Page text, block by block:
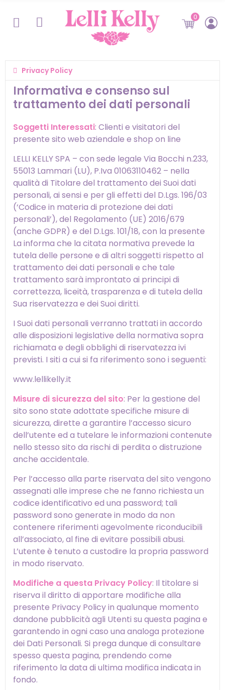
0
Privacy Policy
Informativa e consenso sul
trattamento dei dati personali
Soggetti Interessati: Clienti e visitatori del
presente sito web aziendale e shop on line
LELLI KELLY SPA – con sede legale Via Bocchi n.233,
55013 Lammari (LU), P.Iva 01063110462 – nella
qualità di Titolare del trattamento dei Suoi dati
personali, ai sensi e per gli effetti del D.Lgs. 196/03
(‘Codice in materia di protezione dei dati
personali’), del Regolamento (UE) 2016/679
(anche GDPR) e del D.Lgs. 101/18, con la presente
La informa che la citata normativa prevede la
tutela delle persone e di altri soggetti rispetto al
trattamento dei dati personali e che tale
trattamento sarà improntato ai principi di
correttezza, liceità, trasparenza e di tutela della
Sua riservatezza e dei Suoi diritti.
I Suoi dati personali verranno trattati in accordo
alle disposizioni legislative della normativa sopra
richiamata e degli obblighi di riservatezza ivi
previsti. I siti a cui si fa riferimento sono i seguenti:
www.lellikelly.it
Misure di sicurezza del sito: Per la gestione del
sito sono state adottate specifiche misure di
sicurezza, dirette a garantire l’accesso sicuro
dell’utente ed a tutelare le informazioni contenute
nello stesso sito da rischi di perdita o distruzione
anche accidentale.
Per l’accesso alla parte riservata del sito vengono
assegnati alle imprese che ne fanno richiesta un
codice identificativo ed una password; tali
password sono generate in modo da non
contenere riferimenti agevolmente riconducibili
all’associato, al fine di evitare possibili abusi.
L’utente è tenuto a custodire la propria password
in modo riservato.
Modifiche a questa Privacy Policy: Il titolare si
riserva il diritto di apportare modifiche alla
presente Privacy Policy in qualunque momento
dandone pubblicità agli Utenti su questa pagina e
garantendo in ogni caso una analoga protezione
dei Dati Personali. Si prega dunque di consultare
spesso questa pagina, prendendo come
riferimento la data di ultima modifica indicata in
fondo.